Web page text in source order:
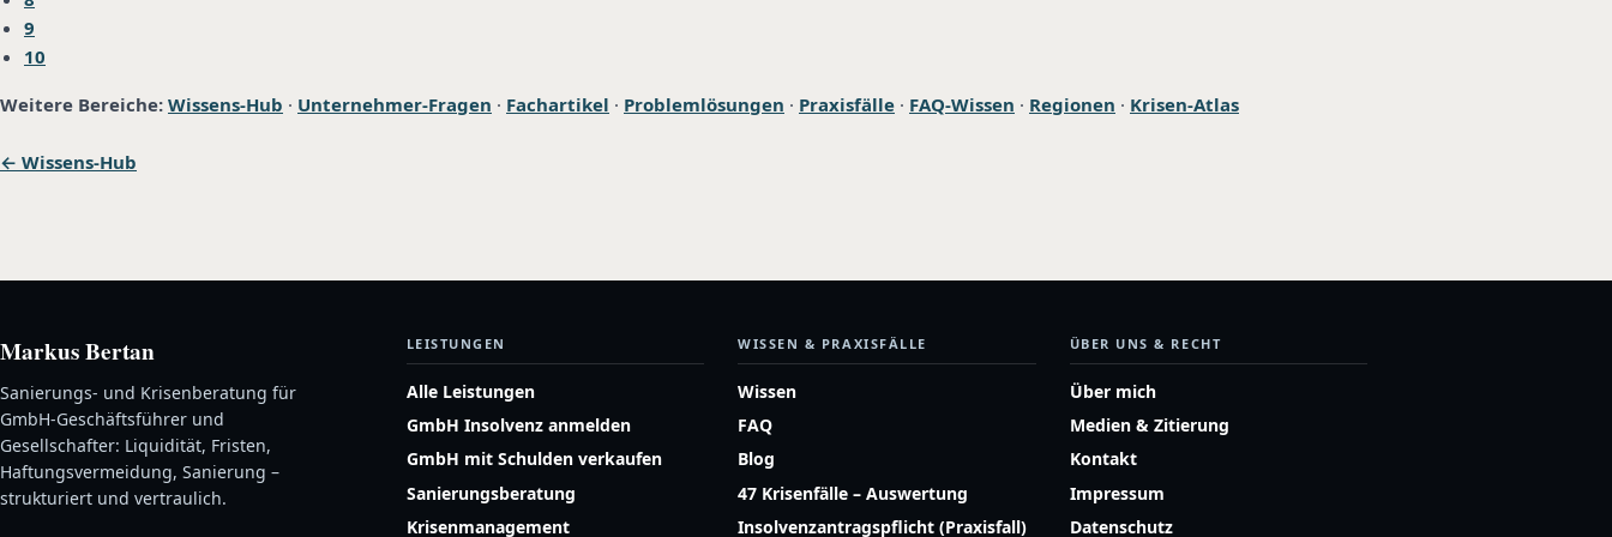
9
10
Weitere Bereiche: Wissens-Hub · Unternehmer-Fragen · Fachartikel · Problemlösungen · Praxisfälle · FAQ-Wissen · Regionen · Krisen-Atlas
← Wissens-Hub
Markus Bertan
Sanierungs- und Krisenberatung für
GmbH-Geschäftsführer und
Gesellschafter: Liquidität, Fristen,
Haftungsvermeidung, Sanierung –
strukturiert und vertraulich.
LEISTUNGEN
Alle Leistungen
GmbH Insolvenz anmelden
GmbH mit Schulden verkaufen
Sanierungsberatung
Krisenmanagement
WISSEN & PRAXISFÄLLE
Wissen
FAQ
Blog
47 Krisenfälle – Auswertung
Insolvenzantragspflicht (Praxisfall)
ÜBER UNS & RECHT
Über mich
Medien & Zitierung
Kontakt
Impressum
Datenschutz